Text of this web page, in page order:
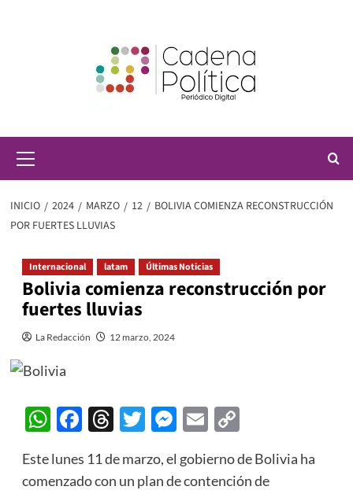
principal
INICIO 2024 MARZO 12
BOLIVIA COMIENZA RECONSTRUCCIÓN
POR FUERTES LLUVIAS
Internacional latam Últimas Noticias
Bolivia comienza reconstrucción por
fuertes lluvias
La Redacción 12 marzo, 2024
WhatsApp
Facebook
Threads
Twitter
Messenger
EmailCopy
Este lunes 11 de marzo, el gobierno de Bolivia ha
comenzado con un plan de contención de